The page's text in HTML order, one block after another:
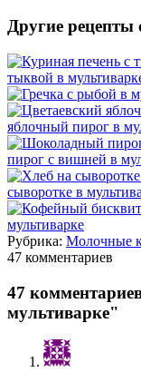
Другие рецепты
тыквой в
яблочный пирог в
пирог с вишней в
сыворотке в
мультиварке
Рубрика: Молочные
47 комментариев
47
мультиварке"